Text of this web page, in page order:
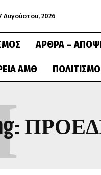
Αυγούστου, 2026
ΆΡΘΡΑ –
ΑΜΘ